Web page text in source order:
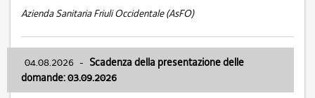
Azienda Sanitaria Friuli Occidentale (AsFO)
04.08.2026 - Scadenza della presentazione delle
domande: 03.09.2026